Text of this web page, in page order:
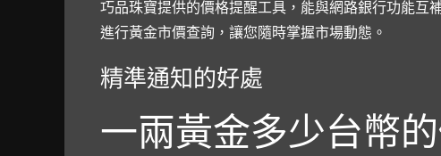
巧品珠寶提供的價格提醒工具，能與網路銀行功能互
進行黃金市價查詢，讓您隨時掌握市場動態。
精準通知的好處
一兩黃金多少台幣